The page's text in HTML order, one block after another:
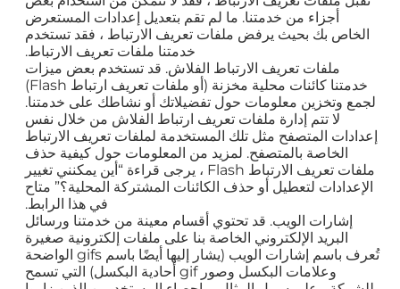
أجزاء من خدمتنا. ما لم تقم بتعديل إعدادات المستعرض
الخاص بك بحيث يرفض ملفات تعريف الارتباط ، فقد تستخدم
خدمتنا ملفات تعريف الارتباط.
ملفات تعريف الارتباط الفلاش. قد تستخدم بعض ميزات
خدمتنا كائنات محلية مخزنة (أو ملفات تعريف ارتباط Flash)
لجمع وتخزين معلومات حول تفضيلاتك أو نشاطك على خدمتنا.
لا تتم إدارة ملفات تعريف ارتباط الفلاش من خلال نفس
إعدادات المتصفح مثل تلك المستخدمة لملفات تعريف الارتباط
الخاصة بالمتصفح. لمزيد من المعلومات حول كيفية حذف
ملفات تعريف الارتباط Flash ، يرجى قراءة “أين يمكنني تغيير
الإعدادات لتعطيل أو حذف الكائنات المشتركة المحلية؟” متاح
في هذا الرابط.
إشارات الويب. قد تحتوي أقسام معينة من خدمتنا ورسائل
البريد الإلكتروني الخاصة بنا على ملفات إلكترونية صغيرة
تُعرف باسم إشارات الويب (يشار إليها أيضًا باسم gifs الواضحة
وعلامات البكسل وصور gif أحادية البكسل) التي تسمح